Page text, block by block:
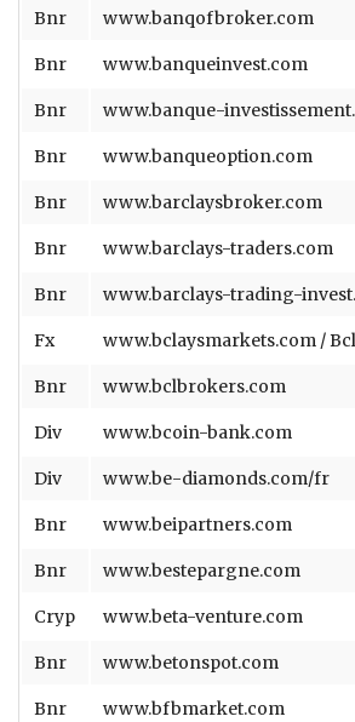
Bnr www.banqofbroker.com
Bnr www.banqueinvest.com
Bnr www.banque-
Bnr www.banqueoption.com
Bnr www.barclaysbroker.com
Bnr www.barclays-traders.com
Bnr www.barclays-trading-
Fx www.bclaysmarkets.com /
Bnr www.bclbrokers.com
Div www.bcoin-bank.com
Div www.be-diamonds.com/fr
Bnr www.beipartners.com
Bnr www.bestepargne.com
Cryp www.beta-venture.com
Bnr www.betonspot.com
Bnr www.bfbmarket.com